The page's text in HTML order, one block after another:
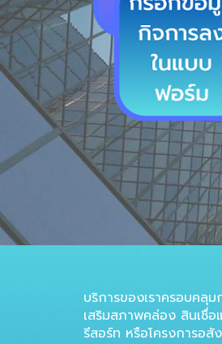
บริการของเราครอบคลุ
เสริมสภาพคล่อง สินเชื่อ
รีสอร์ท หรือโครงการอสั